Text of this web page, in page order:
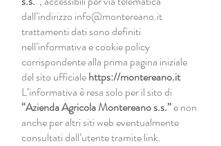
dall’indirizzo info@montereano.it
trattamenti dati sono definiti
nell’informativa e cookie policy
corrispondente alla prima pagina iniziale
del sito ufficialehttps://montereano.it
L’informativa è resa solo per il sito di
“Azienda Agricola Montereano s.s.”e non
anche per altri siti web eventualmente
consultati dall’utente tramite link.